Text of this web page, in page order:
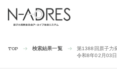
TOP 検索結果一覧
第1388回原子力
令和8年02月03日